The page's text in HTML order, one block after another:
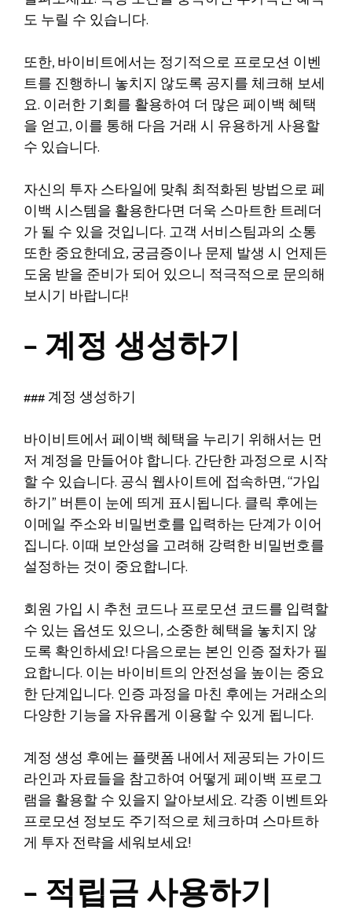
도 누릴 수 있습니다.
또한, 바이비트에서는 정기적으로 프로모션 이벤
트를 진행하니 놓치지 않도록 공지를 체크해 보세
요. 이러한 기회를 활용하여 더 많은 페이백 혜택
을 얻고, 이를 통해 다음 거래 시 유용하게 사용할
수 있습니다.
자신의 투자 스타일에 맞춰 최적화된 방법으로 페
이백 시스템을 활용한다면 더욱 스마트한 트레더
가 될 수 있을 것입니다. 고객 서비스팀과의 소통
또한 중요한데요, 궁금증이나 문제 발생 시 언제든
도움 받을 준비가 되어 있으니 적극적으로 문의해
보시기 바랍니다!
– 계정 생성하기
### 계정 생성하기
바이비트에서 페이백 혜택을 누리기 위해서는 먼
저 계정을 만들어야 합니다. 간단한 과정으로 시작
할 수 있습니다. 공식 웹사이트에 접속하면, “가입
하기” 버튼이 눈에 띄게 표시됩니다. 클릭 후에는
이메일 주소와 비밀번호를 입력하는 단계가 이어
집니다. 이때 보안성을 고려해 강력한 비밀번호를
설정하는 것이 중요합니다.
회원 가입 시 추천 코드나 프로모션 코드를 입력할
수 있는 옵션도 있으니, 소중한 혜택을 놓치지 않
도록 확인하세요! 다음으로는 본인 인증 절차가 필
요합니다. 이는 바이비트의 안전성을 높이는 중요
한 단계입니다. 인증 과정을 마친 후에는 거래소의
다양한 기능을 자유롭게 이용할 수 있게 됩니다.
계정 생성 후에는 플랫폼 내에서 제공되는 가이드
라인과 자료들을 참고하여 어떻게 페이백 프로그
램을 활용할 수 있을지 알아보세요. 각종 이벤트와
프로모션 정보도 주기적으로 체크하며 스마트하
게 투자 전략을 세워보세요!
– 적립금 사용하기